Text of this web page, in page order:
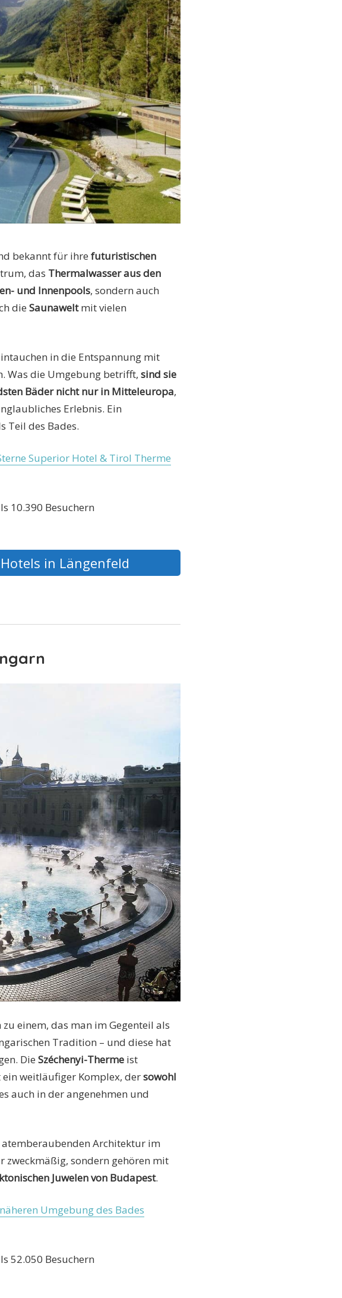
bekannt für ihre futuristischen
das Thermalwasser aus den
und Innenpools, sondern auch
die Saunaweltmit vielen
in die Entspannung mit
Was die Umgebung betrifft, sind sie
Bäder nicht nur in Mitteleuropa,
Erlebnis. Ein
Teil des Bades.
Superior Hotel & Tirol Therme
10.390 Besuchern
Hotels in Längenfeld
einem, das man im Gegenteil als
Tradition – und diese hat
Die Széchenyi-Therme ist
weitläufiger Komplex, dersowohl
auch in der angenehmen und
Architektur im
zweckmäßig, sondern gehören mit
Juwelen von Budapest.
Umgebung des Bades
52.050 Besuchern